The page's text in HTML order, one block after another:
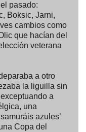
pasado:
Boksic, Jarni,
cambios como
que hacían del
veterana
a otro
la liguilla sin
a
una
azules’
Copa del